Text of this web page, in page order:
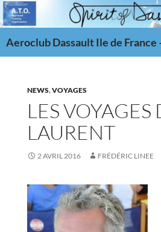
Aller
au
Aeroclub Dassault Ile de France
NEWS,VOYAGES
LES VOYAGES
LAURENT
2 AVRIL 2016 FRÉDÉRIC LINEE